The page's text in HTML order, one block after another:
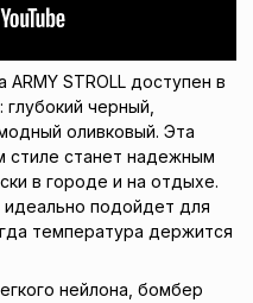
STROLL доступен в
черный,
оливковый. Эта
стиле станет надежным
в городе и на отдыхе.
идеально подойдет для
температура держится
нейлона, бомбер